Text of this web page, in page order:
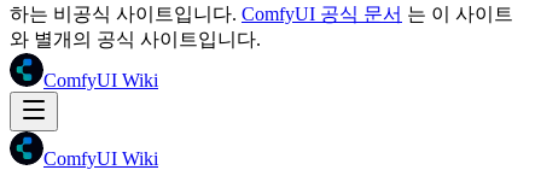
하는 비공식 사이트입니다. ComfyUI 공식 문서 는 이 사이트
와 별개의 공식 사이트입니다.
ComfyUI Wiki
ComfyUI Wiki